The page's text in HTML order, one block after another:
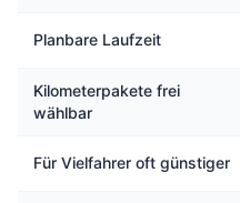
Planbare Laufzeit
Kilometerpakete frei
wählbar
Für Vielfahrer oft günstiger